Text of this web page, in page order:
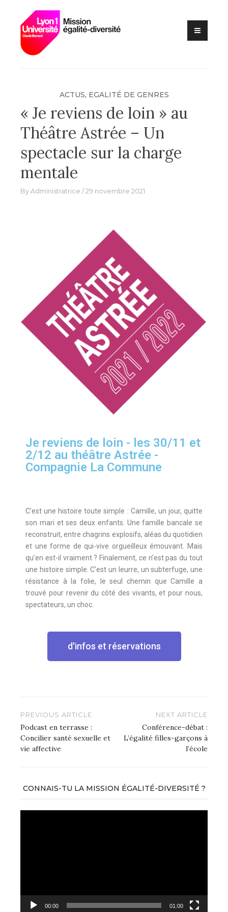
Bernard Lyon
1
ACTUS, EGALITÉ DE GENRES
« Je reviens de loin » au
Théâtre Astrée – Un
spectacle sur la charge
mentale
ByAdministratrice 29 novembre 2021
Je reviens de loin - les 30/11 et
2/12 au théâtre Astrée -
Compagnie La Commune
C’est une histoire toute simple : Camille, un jour, quitte
son mari et ses deux enfants. Une famille bancale se
reconstruit, entre chagrins explosifs, aléas du quotidien
et une forme de qui-vive orgueilleux émouvant. Mais
qu’en est-il vraiment ? Finalement, ce n’est pas du tout
une histoire simple. C’est un leurre, un subterfuge, une
résistance à la folie, le seul chemin que Camille a
trouvé pour revenir du côté des vivants, et pour nous,
spectateurs, un choc.
d'infos et réservations
PREVIOUS ARTICLE
Podcast en terrasse :
Concilier santé sexuelle et
vie affective
NEXT ARTICLE
Conférence-débat :
L’égalité filles-garçons à
l’école
CONNAIS-TU LA MISSION ÉGALITÉ-DIVERSITÉ ?
00:00 01:00